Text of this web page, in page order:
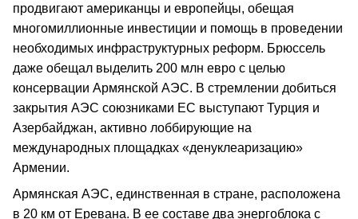
продвигают американцы и европейцы, обещая
многомиллионные инвестиции и помощь в проведении
необходимых инфраструктурных реформ. Брюссель
даже обещал выделить 200 млн евро с целью
консервации Армянской АЭС. В стремлении добиться
закрытия АЭС союзниками ЕС выступают Турция и
Азербайджан, активно лоббирующие на
международных площадках «денуклеаризацию»
Армении.
Армянская АЭС, единственная в стране, расположена
в 20 км от Еревана. В ее составе два энергоблока с